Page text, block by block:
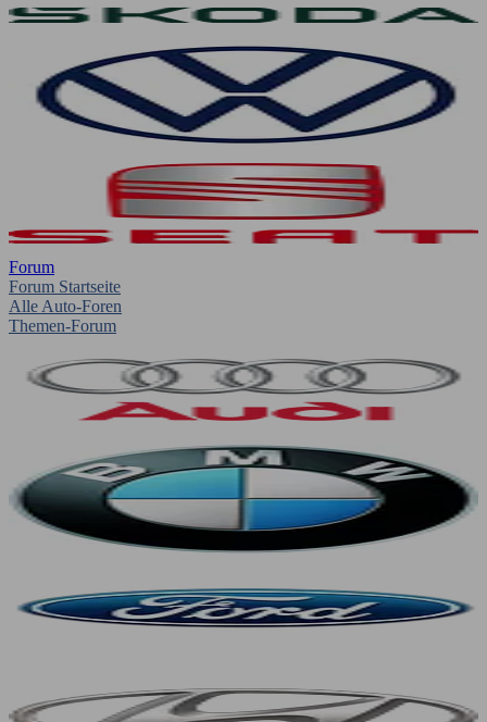
Forum
Forum Startseite
Alle Auto-Foren
Themen-Forum